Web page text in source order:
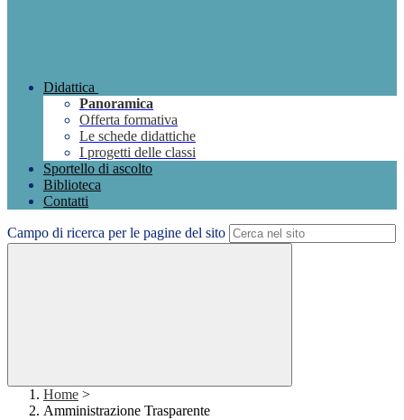
Didattica
Panoramica
Offerta formativa
Le schede didattiche
I progetti delle classi
Sportello di ascolto
Biblioteca
Contatti
Campo di ricerca per le pagine del sito
Home >
Amministrazione Trasparente